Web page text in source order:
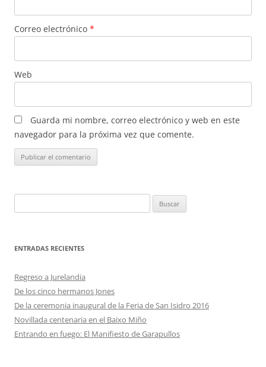
Correo electrónico *
Web
Guarda mi nombre, correo electrónico y web en este
navegador para la próxima vez que comente.
ENTRADAS RECIENTES
Regreso a Jurelandia
De los cinco hermanos Jones
De la ceremonia inaugural de la Feria de San Isidro 2016
Novillada centenaria en el Baixo Miño
Entrando en fuego: El Manifiesto de Garapullos